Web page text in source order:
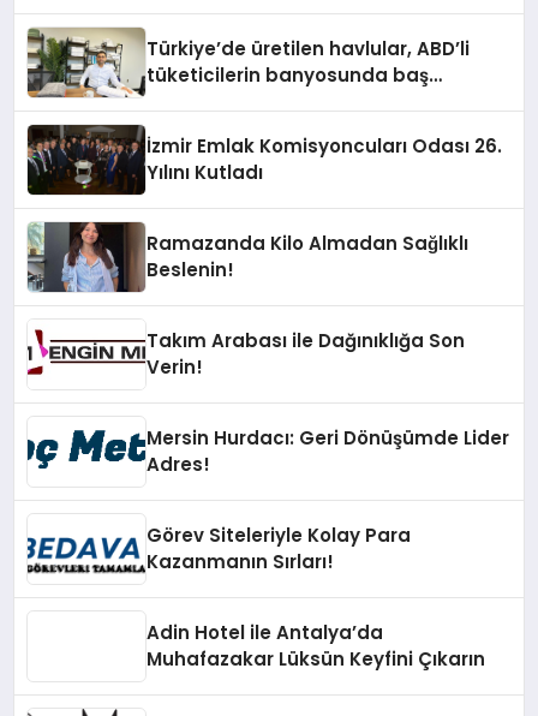
Türkiye’de üretilen havlular, ABD’li
tüketicilerin banyosunda baş
İzmir Emlak Komisyoncuları Odası 26.
Yılını Kutladı
Ramazanda Kilo Almadan Sağlıklı
Beslenin!
Takım Arabası ile Dağınıklığa Son
Verin!
Mersin Hurdacı: Geri Dönüşümde Lider
Adres!
Görev Siteleriyle Kolay Para
Kazanmanın Sırları!
Adin Hotel ile Antalya’da
Muhafazakar Lüksün Keyfini Çıkarın